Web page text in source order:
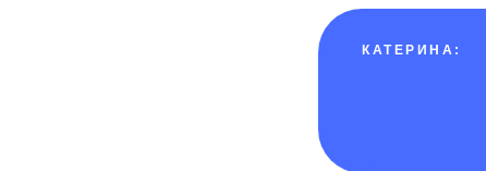
КАТЕРИНА: